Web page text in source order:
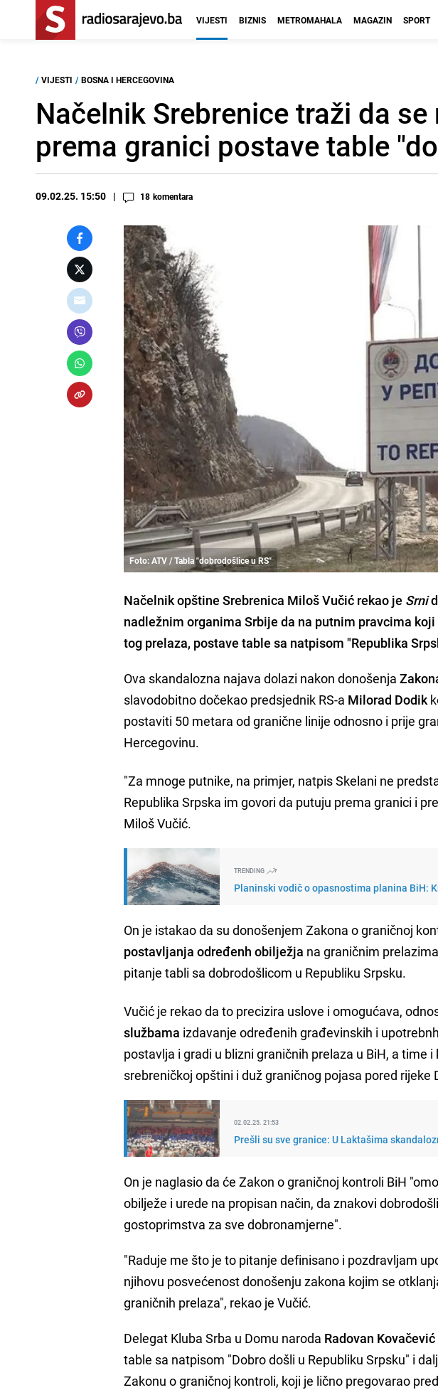
VIJESTI BIZNIS METROMAHALA MAGAZIN SPORT
/ VIJESTI / BOSNA I HERCEGOVINA
Načelnik Srebrenice traži da
prema granici postave table
09.02.25. 15:50 18 komentara
Foto: ATV / Tabla "dobrodošlice u RS"
Načelnik opštine Srebrenica Miloš Vučić rekao je Srni
nadležnim organima Srbije da na putnim pravcima
tog prelaza, postave table sa natpisom "Republika
Ova skandalozna najava dolazi nakon donošenja
slavodobitno dočekao predsjednik RS-a Milorad Dodik
postaviti 50 metara od granične linije odnosno i prije
Hercegovinu.
"Za mnoge putnike, na primjer, natpis Skelani ne
Republika Srpska im govori da putuju prema granici i
Miloš Vučić.
TRENDING
Planinski vodič o opasnostima planina BiH:
On je istakao da su donošenjem Zakona o graničnoj
postavljanja određenh obilježja na graničnim
pitanje tabli sa dobrodošlicom u Republiku Srpsku.
Vučić je rekao da to precizira uslove i omogućava,
službama izdavanje određenih građevinskih i
postavlja i gradi u blizni graničnih prelaza u BiH, a time
srebreničkoj opštini i duž graničnog pojasa pored rijeke
02.02.25. 21:53
Prešli su sve granice: U Laktašima
On je naglasio da će Zakon o graničnoj kontroli BiH
obilježe i urede na propisan način, da znakovi
gostoprimstva za sve dobronamjerne".
"Raduje me što je to pitanje definisano i pozdravljam
njihovu posvećenost donošenju zakona kojim se
graničnih prelaza", rekao je Vučić.
Delegat Kluba Srba u Domu naroda Radovan Kovačević
table sa natpisom "Dobro došli u Republiku Srpsku" i
Zakonu o graničnoj kontroli, koji je lično pregovarao